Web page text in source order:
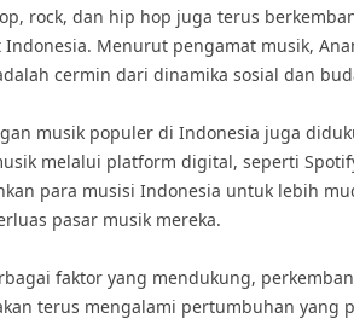
rock, dan hip hop juga terus
Indonesia. Menurut pengamat musik,
cermin dari dinamika sosial dan
musik populer di Indonesia juga
melalui platform digital, seperti
para musisi Indonesia untuk lebih
pasar musik mereka.
faktor yang mendukung,
terus mengalami pertumbuhan yang